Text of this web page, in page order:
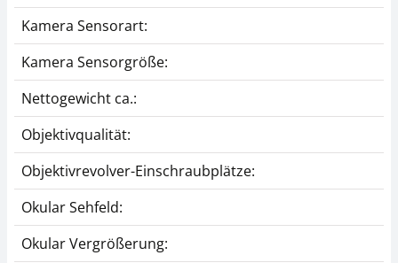
Kamera Sensorart:
Kamera Sensorgröße:
Nettogewicht ca.:
Objektivqualität:
Objektivrevolver-Einschraubplätze:
Okular Sehfeld:
Okular Vergrößerung: